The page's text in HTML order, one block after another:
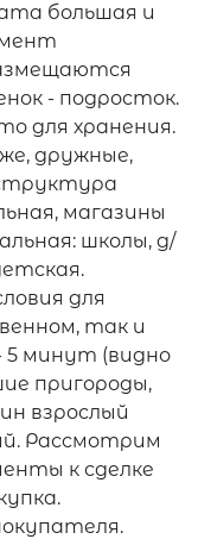
большая и
- подросток.
для хранения.
дружные,
магазины
школы, д/
для
так и
минут (видно
пригороды,
взрослый
Рассмотрим
к сделке